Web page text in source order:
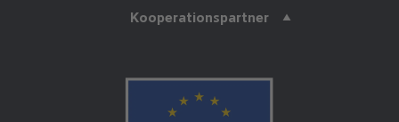
Kooperationspartner